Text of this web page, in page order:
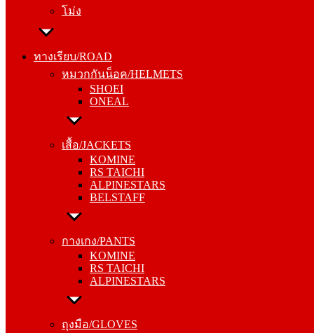
โม่ง
ทางเรียบ/ROAD
หมวกกันน็อค/HELMETS
SHOEI
ONEAL
เสื้อ/JACKETS
KOMINE
RS TAICHI
ALPINESTARS
BELSTAFF
กางเกง/PANTS
KOMINE
RS TAICHI
ALPINESTARS
ถุงมือ/GLOVES
ทางเรียบ/ROAD
หมวกกันน็อค/HELMETS
SHOEI
ONEAL
เสื้อ/JACKETS
RS TAICHI
ALPINESTARS
BELSTAFF
กางเกง/PANTS
RS TAICHI
ALPINESTARS
ถุงมือ/GLOVES
RS TAICHI